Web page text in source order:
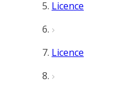
Licence
Licence